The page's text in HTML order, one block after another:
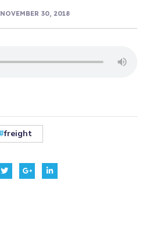
NOVEMBER 30, 2018
freight